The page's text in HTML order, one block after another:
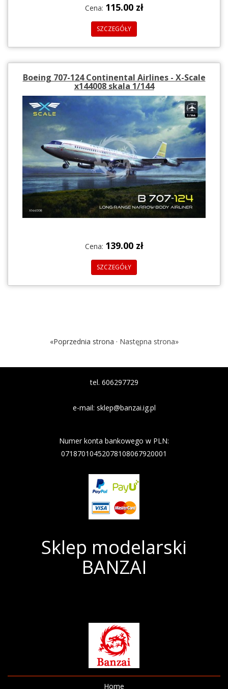
Cena: 115.00 zł
SZCZEGÓŁY
Boeing 707-124 Continental Airlines - X-Scale
x144008 skala 1/144
Cena: 139.00 zł
SZCZEGÓŁY
«Poprzednia strona · Następna strona»
tel. 606297729
e-mail: sklep@banzai.ig.pl
Numer konta bankowego w PLN:
07187010452078108067920001
Sklep modelarski
BANZAI
Home